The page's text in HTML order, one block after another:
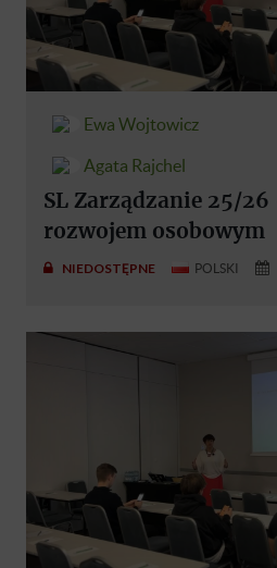
Ewa Wojtowicz
Agata Rajchel
SL Zarządzanie 25/
rozwojem osobowym
NIEDOSTĘPNE POLSKI